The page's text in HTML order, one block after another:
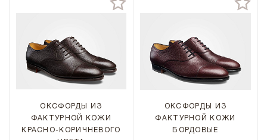
ОКСФОРДЫ ИЗ
ФАКТУРНОЙ КОЖИ
КРАСНО-КОРИЧНЕВОГО
ОКСФОРДЫ ИЗ
ФАКТУРНОЙ КОЖИ
БОРДОВЫЕ